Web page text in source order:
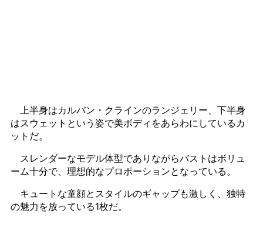
上半身はカルバン・クラインのランジェリー、下半身
はスウェットという姿で美ボディをあらわにしているカ
ットだ。
スレンダーなモデル体型でありながらバストはボリュ
ーム十分で、理想的なプロポーションとなっている。
キュートな童顔とスタイルのギャップも激しく、独特
の魅力を放っている1枚だ。